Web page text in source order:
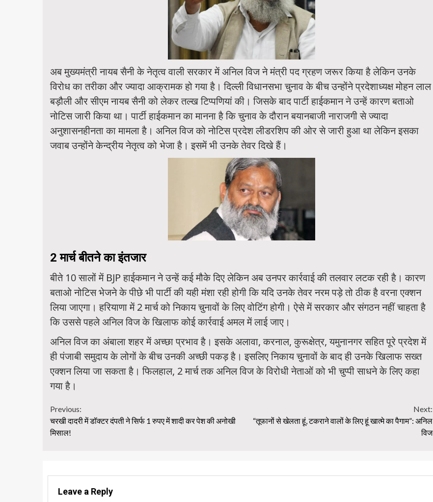
अब मुख्यमंत्री नायब सैनी के नेतृत्व वाली सरकार में अनिल विज ने मंत्री पद ग्रहण जरूर किया है लेकिन उनके
विरोध का तरीका और ज्यादा आक्रामक हो गया है। दिल्ली विधानसभा चुनाव के बीच उन्होंने प्रदेशाध्यक्ष मोहन लाल
बड़ौली और सीएम नायब सैनी को लेकर तल्ख टिप्पणियां की। जिसके बाद पार्टी हाईकमान ने उन्हें कारण बताओ
नोटिस जारी किया था। पार्टी हाईकमान का मानना है कि चुनाव के दौरान बयानबाजी नाराजगी से ज्यादा
अनुशासनहीनता का मामला है। अनिल विज को नोटिस प्रदेश लीडरशिप की ओर से जारी हुआ था लेकिन इसका
जवाब उन्होंने केन्द्रीय नेतृत्व को भेजा है। इसमें भी उनके तेवर दिखे हैं।
2 मार्च बीतने का इंतजार
बीते 10 सालों में BJP हाईकमान ने उन्हें कई मौके दिए लेकिन अब उनपर कार्रवाई की तलवार लटक रही है। कारण
बताओ नोटिस भेजने के पीछे भी पार्टी की यही मंशा रही होगी कि यदि उनके तेवर नरम पड़े तो ठीक है वरना एक्शन
लिया जाएगा। हरियाणा में 2 मार्च को निकाय चुनावों के लिए वोटिंग होगी। ऐसे में सरकार और संगठन नहीं चाहता है
कि उससे पहले अनिल विज के खिलाफ कोई कार्रवाई अमल में लाई जाए।
अनिल विज का अंबाला शहर में अच्छा प्रभाव है। इसके अलावा, करनाल, कुरूक्षेत्र, यमुनानगर सहित पूरे प्रदेश में
ही पंजाबी समुदाय के लोगों के बीच उनकी अच्छी पकड़ है। इसलिए निकाय चुनावों के बाद ही उनके खिलाफ सख्त
एक्शन लिया जा सकता है। फिलहाल, 2 मार्च तक अनिल विज के विरोधी नेताओं को भी चुप्पी साधने के लिए कहा
गया है।
Continue
Reading
Previous:
चरखी दादरी में डॉक्टर दंपती ने सिर्फ 1 रुपए में शादी कर पेश की अनोखी
मिसाल!
Next:
“तूफानों से खेलता हूं, टकराने वालों के लिए हूं खात्मे का पैगाम”: अनिल
विज
Leave a Reply